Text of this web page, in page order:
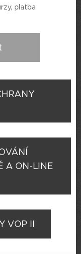
platba
A ON-LINE
VOP II